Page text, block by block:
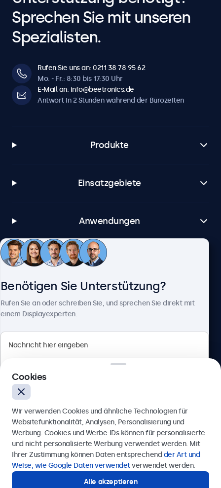
Sprechen Sie mit unseren
Spezialisten.
Rufen Sie uns an: 0211 38 78 95 62
Mo. - Fr.: 8:30 bis 17:30 Uhr
E-Mail an: info@beetronics.de
Antwort in 2 Stunden während der Bürozeiten
Produkte
Einsatzgebiete
Anwendungen
Kundenservice
Berliner Allee 59, 40212 Düsseldorf, Deutschland
Deutsch
Benötigen Sie Unterstützung?
Rufen Sie an oder schreiben Sie, und sprechen Sie direkt mit
einem Displayexperten.
Anfrage senden
Rufen Sie uns an unter0211 38 78 95 62
Benötigen Sie Unterstützung?
Cookies
Wir verwenden Cookies und ähnliche Technologien für
Websitefunktionalität, Analysen, Personalisierung und
Werbung. Cookies und Werbe-IDs können für personalisierte
und nicht personalisierte Werbung verwendet werden. Mit
Ihrer Zustimmung können Daten entsprechend der Art und
Weise, wie Google Daten verwendetverwendet werden.
Alle akzeptieren